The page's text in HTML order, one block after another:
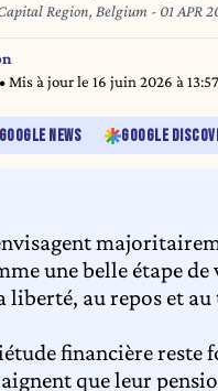
Saint-Josse, Brussels Capital Region, Belgium - 01
• Mis à jour le 16 juin 2026 à 13:57
NEWS GOOGLE
une belle étape de
liberté, au repos et
financière reste
que leur